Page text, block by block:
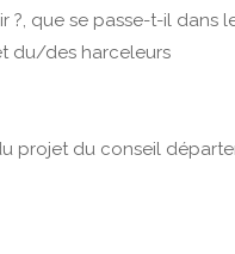
que se passe-t-il dans
du/des harceleurs
projet du conseil